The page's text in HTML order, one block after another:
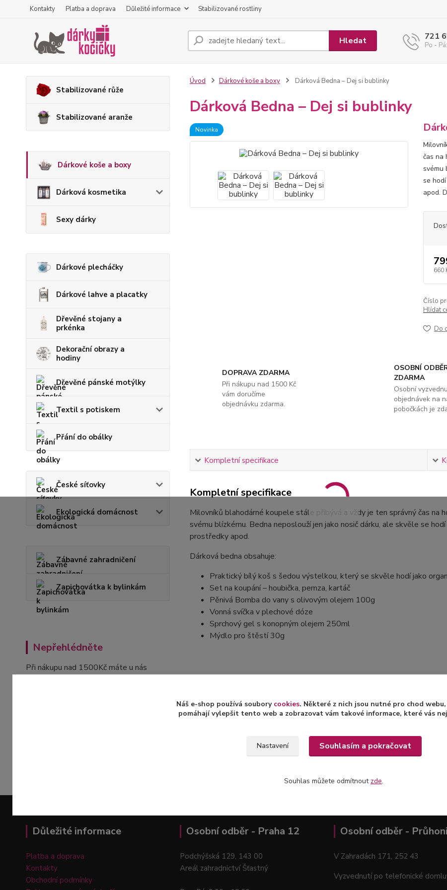
Kontakty Platba a doprava Důležité informace Stabilizované rostliny
Hledat 721
Po -
Stabilizované růže
Stabilizované aranže
Dárkové koše a boxy
Dárková kosmetika
Sexy dárky
Dárkové plecháčky
Dárkové lahve a placatky
Dřevěné stojany a
prkénka
Dekorační obrazy a
hodiny
Dřevěné pánské motýlky
Textil s potiskem
Přání do obálky
České síťovky
Ekologická domácnost
Zábavné zahradničení
Zapichovátka k bylinkám
Nepřehlédněte
Při nákupu nad 1500Kč máte u nás
Úvod Dárkové koše a boxy Dárková Bedna – Dej si bublinky
Dárková Bedna – Dej si bublinky
Novinka
čas na
svému
se
apod.
660
Číslo
Hlídat
Do
DOPRAVA ZDARMA
Při nákupu nad 1500 Kč
vám doručíme
objednávku zdarma.
OSOBNÍ
ZDARMA
Osobní
objednávek na
pobočkách je
Kompletní specifikace
Kompletní specifikace
Milovníků blahodárné koupele stále přibývá a vždy je ten správný čas
svému blízkému. Bedna neposlouží jen jako nosič dárku, ale skvěle se
prostředky apod.
Dárková bedna obsahuje:
Praktický bílý koš s šedou výstelkou, který se skvěle hodí jako
Set na koupání – houbička, pemza, kartáč
Pěnivá Bomba do vany s olivovým olejem 100g
Vonná svíčka v plechové dóze
Sprchový gel s konopným olejem 250ml
Mýdlo pro štěstí 30g
Důležité informace
Platba a doprava
Kontakty
Obchodní podmínky
Osobní odběr - Praha 12
Podchýšská 129, 143 00
Areál zahradnictví Šťastný
Osobní odběr -
V Zahradách 171, 252 43
Vyzvednutí po telefonické
Náš e-shop používá soubory cookies. Některé z nich jsou nutné pro chod
pomáhají vylepšit tento web a zobrazovat vám takové informace, které vás
Nastavení Souhlasím a pokračovat
Souhlas můžete odmítnout zde.